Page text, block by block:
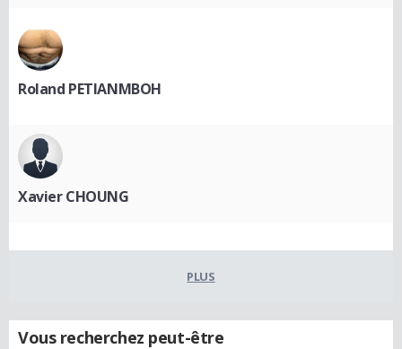
Roland PETIANMBOH
Xavier CHOUNG
PLUS
Vous recherchez peut-être